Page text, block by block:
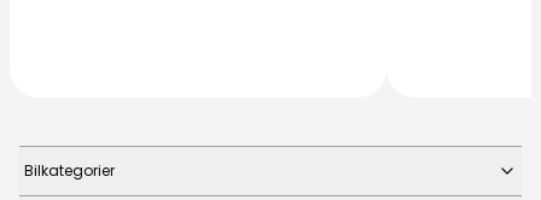
Bilkategorier